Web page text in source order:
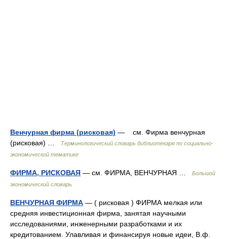
Венчурная фирма (рисковая) — см. Фирма венчурная
(рисковая) …
Терминологический словарь библиотекаря по социально-
экономической тематике
ФИРМА, РИСКОВАЯ — см. ФИРМА, ВЕНЧУРНАЯ …
Большой
экономический словарь
ВЕНЧУРНАЯ ФИРМА — ( рисковая ) ФИРМА мелкая или
средняя инвестиционная фирма, занятая научными
исследованиями, инженерными разработками и их
кредитованием. Улавливая и финансируя новые идеи, В.ф.